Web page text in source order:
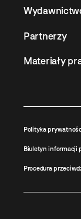
Partnerzy
Materiały
Polityka
Biuletyn informacji
Procedura